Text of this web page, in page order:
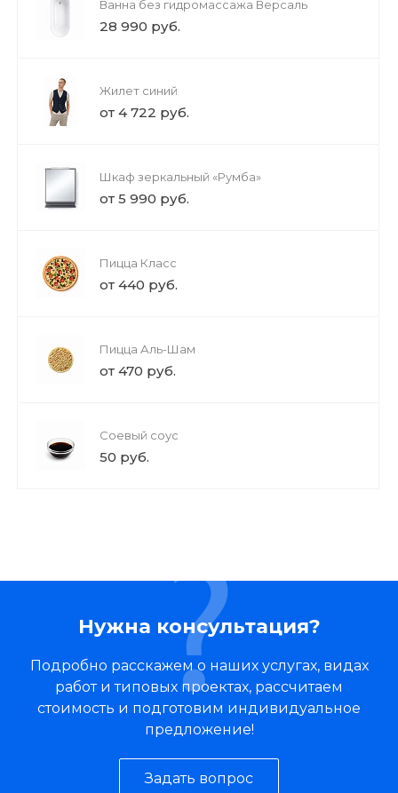
Ванна без гидромассажа Версаль
28 990 руб.
Жилет синий
от 4 722 руб.
Шкаф зеркальный «Румба»
от 5 990 руб.
Пицца Класс
от 440 руб.
Пицца Аль-Шам
от 470 руб.
Соевый соус
50 руб.
Нужна консультация?
Подробно расскажем о наших услугах, видах
работ и типовых проектах, рассчитаем
стоимость и подготовим индивидуальное
предложение!
Задать вопрос